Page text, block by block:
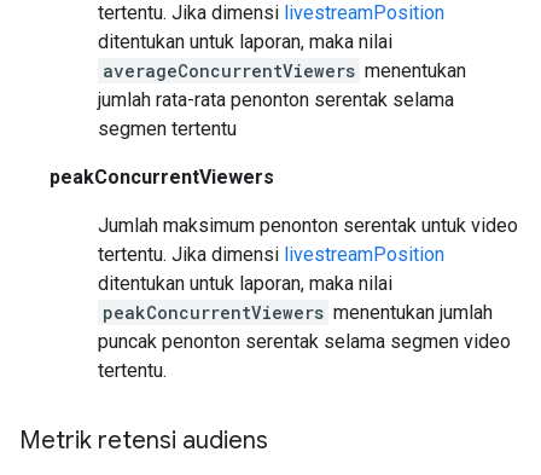
tertentu. Jika dimensi livestreamPosition
ditentukan untuk laporan, maka nilai
averageConcurrentViewers menentukan
jumlah rata-rata penonton serentak selama
segmen tertentu
peakConcurrentViewers
Jumlah maksimum penonton serentak untuk video
tertentu. Jika dimensi livestreamPosition
ditentukan untuk laporan, maka nilai
peakConcurrentViewers menentukan jumlah
puncak penonton serentak selama segmen video
tertentu.
Metrik retensi audiens